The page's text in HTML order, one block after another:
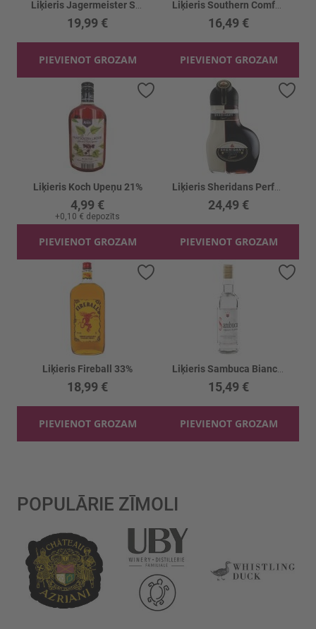
19,99 €
PIEVIENOT GROZAM
16,49 €
PIEVIENOT GROZAM
Liķieris Koch Upeņu 21%
4,99 €
+0,10 € depozīts
PIEVIENOT GROZAM
Pievienot vēlmju sarakstam
24,49 €
PIEVIENOT GROZAM
Liķieris Fireball 33%
18,99 €
PIEVIENOT GROZAM
15,49 €
PIEVIENOT GROZAM
POPULĀRIE ZĪMOLI